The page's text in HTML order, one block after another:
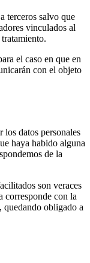
terceros salvo que
vinculados al
el caso en que en
con el objeto
los datos personales
haya habido alguna
de la
son veraces
corresponde con la
quedando obligado a